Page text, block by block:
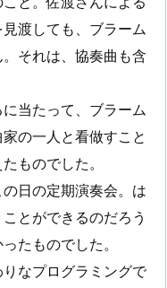
渡しても、ブラーム
それは、協奏曲も含
当たって、ブラーム
の一人と看做すこと
ものでした。
日の定期演奏会。は
とができるのだろう
たものでした。
なプログラミングで